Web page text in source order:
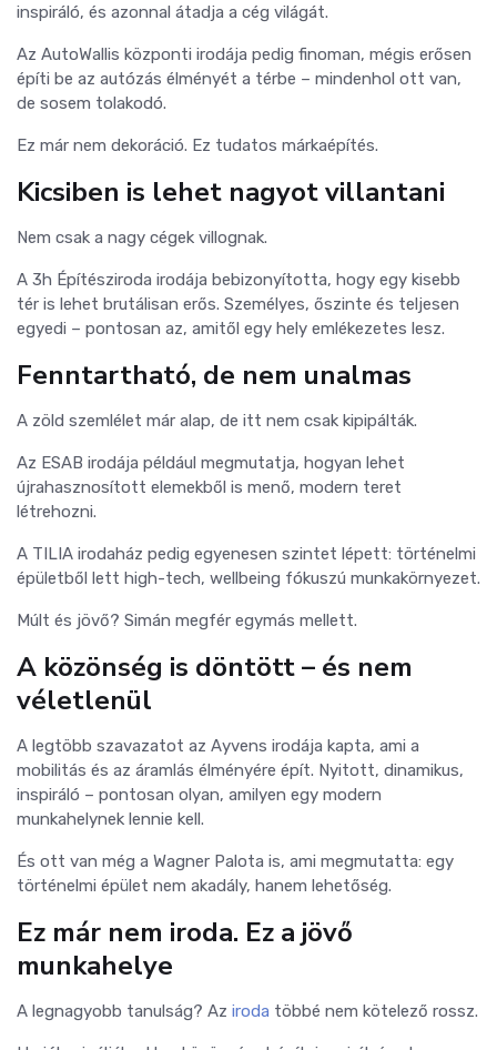
inspiráló, és azonnal átadja a cég világát.
Az AutoWallis központi irodája pedig finoman, mégis erősen
építi be az autózás élményét a térbe – mindenhol ott van,
de sosem tolakodó.
Ez már nem dekoráció. Ez tudatos márkaépítés.
Kicsiben is lehet nagyot villantani
Nem csak a nagy cégek villognak.
A 3h Építésziroda irodája bebizonyította, hogy egy kisebb
tér is lehet brutálisan erős. Személyes, őszinte és teljesen
egyedi – pontosan az, amitől egy hely emlékezetes lesz.
Fenntartható, de nem unalmas
A zöld szemlélet már alap, de itt nem csak kipipálták.
Az ESAB irodája például megmutatja, hogyan lehet
újrahasznosított elemekből is menő, modern teret
létrehozni.
A TILIA irodaház pedig egyenesen szintet lépett: történelmi
épületből lett high-tech, wellbeing fókuszú munkakörnyezet.
Múlt és jövő? Simán megfér egymás mellett.
A közönség is döntött – és nem
véletlenül
A legtöbb szavazatot az Ayvens irodája kapta, ami a
mobilitás és az áramlás élményére épít. Nyitott, dinamikus,
inspiráló – pontosan olyan, amilyen egy modern
munkahelynek lennie kell.
És ott van még a Wagner Palota is, ami megmutatta: egy
történelmi épület nem akadály, hanem lehetőség.
Ez már nem iroda. Ez a jövő
munkahelye
A legnagyobb tanulság? Az iroda többé nem kötelező rossz.